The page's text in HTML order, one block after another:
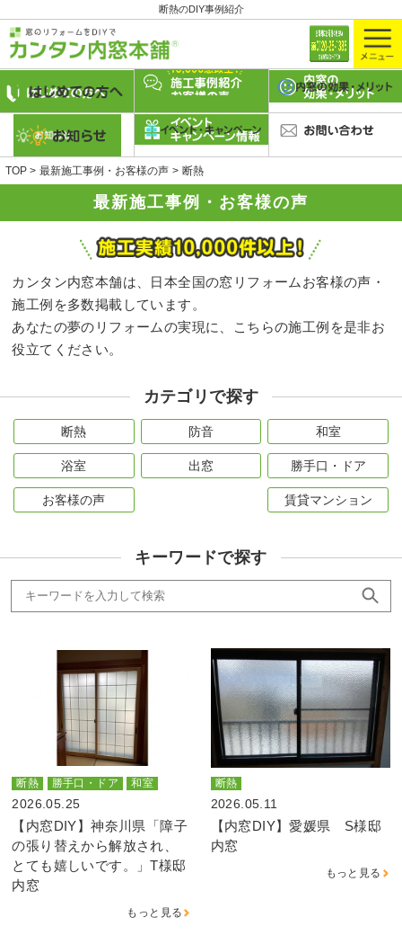
断熱のDIY事例紹介
最新施工事例・お客様の声
TOP 最新施工事例・お客様の声 断熱
カンタン内窓本舗は、日本全国の窓リフォームお客様の声・
施工例を多数掲載しています。
あなたの夢のリフォームの実現に、こちらの施工例を是非お
役立てください。
カテゴリで探す
断熱 防音 和室
浴室 出窓 勝手口・ドア
お客様の声 賃貸マンション
キーワードで探す
断熱 勝手口・ドア 和室
2026.05.25
【内窓DIY】神奈川県「障子
の張り替えから解放され、
とても嬉しいです。」T様邸
内窓
もっと見る
断熱
2026.05.11
【内窓DIY】愛媛県 S様邸
内窓
もっと見る